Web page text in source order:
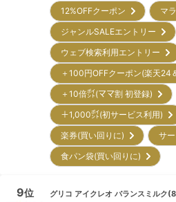
12%OFFクーポン
マ
ジャンルSALEエントリー
ウェブ検索利用エントリー
＋100円OFFクーポン(楽天
＋10倍㌽(ママ割 初登録)
＋1,000㌽(初サービス利用)
楽券(買い回りに)
サ
食パン袋(買い回りに)
9位 グリコ アイクレオ バランスミルク